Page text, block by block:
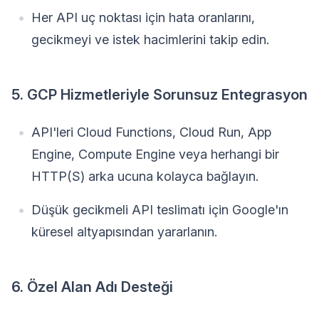
Her API uç noktası için hata oranlarını,
gecikmeyi ve istek hacimlerini takip edin.
5. GCP Hizmetleriyle Sorunsuz Entegrasyon
API'leri Cloud Functions, Cloud Run, App
Engine, Compute Engine veya herhangi bir
HTTP(S) arka ucuna kolayca bağlayın.
Düşük gecikmeli API teslimatı için Google'ın
küresel altyapısından yararlanın.
6. Özel Alan Adı Desteği